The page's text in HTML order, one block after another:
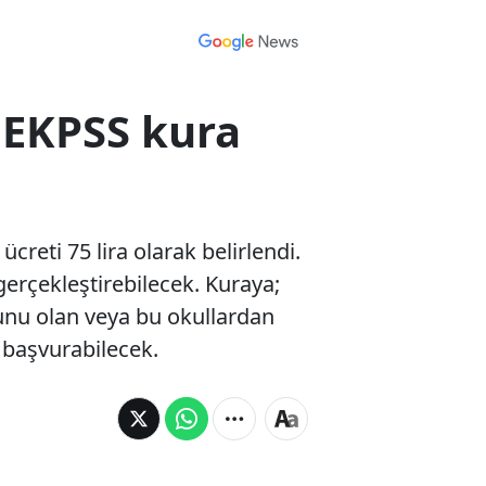
kura
ücreti 75 lira olarak belirlendi.
Kuraya;
olan veya bu okullardan